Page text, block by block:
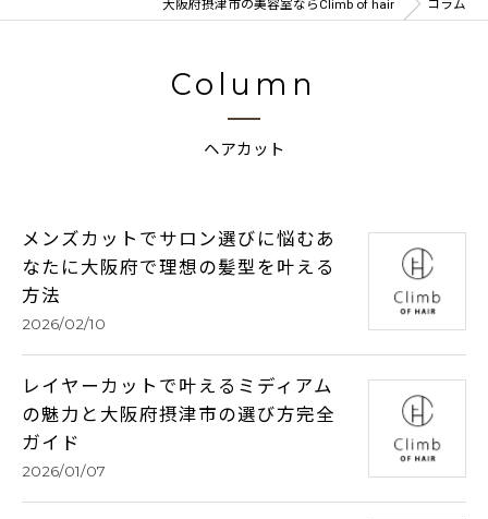
大阪府摂津市の美容室ならClimb of hair コラム
Column
ヘアカット
メンズカットでサロン選びに悩むあ
なたに大阪府で理想の髪型を叶える
方法
2026/02/10
レイヤーカットで叶えるミディアム
の魅力と大阪府摂津市の選び方完全
ガイド
2026/01/07